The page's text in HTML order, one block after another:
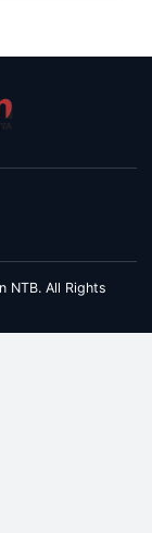
NTB. All Rights